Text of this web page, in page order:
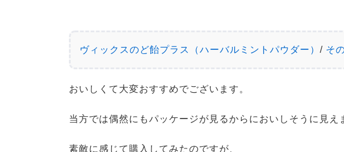
ヴィックスのど飴プラス（ハーバルミントパウダー） / そ
おいしくて大変おすすめでございます。
当方では偶然にもパッケージが見るからにおいしそうに見え
素敵に感じて購入してみたのですが、